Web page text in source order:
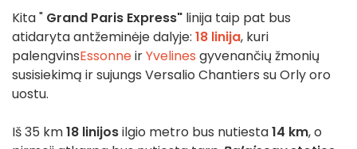
Kita " Grand Paris Express" linija taip pat bus
atidaryta antžeminėje dalyje: 18 linija, kuri
palengvinsEssonneirYvelines gyvenančių žmonių
susisiekimą ir sujungs Versalio Chantiers su Orly oro
uostu.
Iš 35 km18 linijosilgio metro bus nutiesta14 km, o